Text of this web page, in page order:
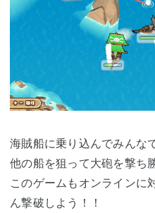
海賊船に乗り込んでみんな
他の船を狙って大砲を撃ち
このゲームもオンラインに
ん撃破しよう！！